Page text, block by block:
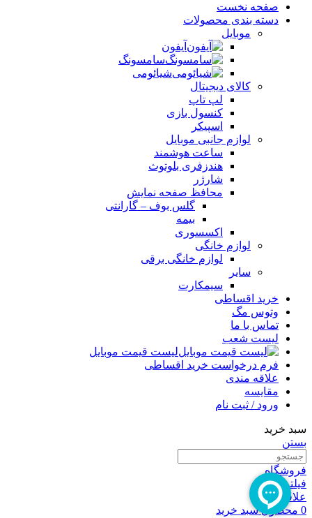
صفحه نخست
دسته بندی محصولات
موبایل
آیفون
سامسونگ
شیائومی
کالای دیجیتال
لپ تاپ
کنسول بازی
اسپیکر
لوازم جانبی موبایل
ساعت هوشمند
هندزفری بلوتوث
شارژر
محافظ صفحه نمایش
گلس بوف – گارانتی
بیمه
اکسسوری
لوازم خانگی
لوازم خانگی برقی
سایر
سیمکارت
خرید اقساطی
وتوس مگ
تماس با ما
لیست شعب
لیست قیمت موبایل
فرم درخواست خرید اقساطی
علاقه مندی
مقایسه
ورود / ثبت نام
سبد خرید
بستن
فروشگاه
فیلترها
علاقه مندی
0 محصول سبد خرید